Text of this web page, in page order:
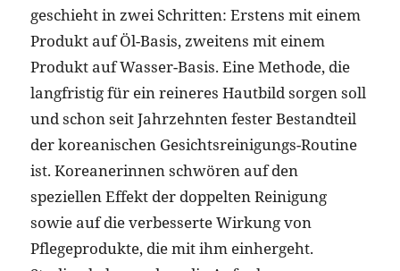
geschieht in zwei Schritten: Erstens mit einem
Produkt auf Öl-Basis, zweitens mit einem
Produkt auf Wasser-Basis. Eine Methode, die
langfristig für ein reineres Hautbild sorgen soll
und schon seit Jahrzehnten fester Bestandteil
der koreanischen Gesichtsreinigungs-Routine
ist. Koreanerinnen schwören auf den
speziellen Effekt der doppelten Reinigung
sowie auf die verbesserte Wirkung von
Pflegeprodukte, die mit ihm einhergeht.